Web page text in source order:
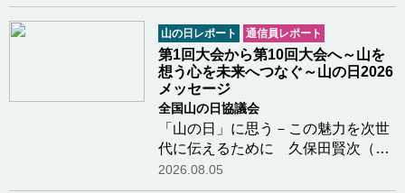
岳・スポーツクライミング連盟が主
催し、日光・那須山岳ガイド協会等
の各団体、国・県・市の関係団体、
一般登山者が参…つづきを読む
山の日レポート 通信員レポート
第1回大会から第10回大会へ～山を
想う心を未来へつなぐ～山の日2026
メッセージ
全国山の日協議会
「山の日」に思う－この魅力を次世
代に伝えるために 久保田賢次（元
『山と溪谷』編集長、広報・デジタ
ル委員）さんよりメッセージをいた
2026.08.05